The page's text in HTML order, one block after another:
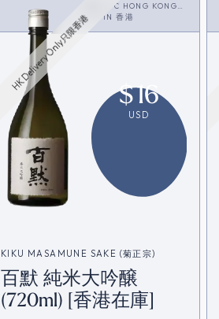
JFC HONG KONG
LIMITED
IN香港
HK Delivery Only只限香港
$16
USD
KIKU MASAMUNE SAKE (菊正宗)
百默 純米大吟醸
(720ml) [香港在庫]